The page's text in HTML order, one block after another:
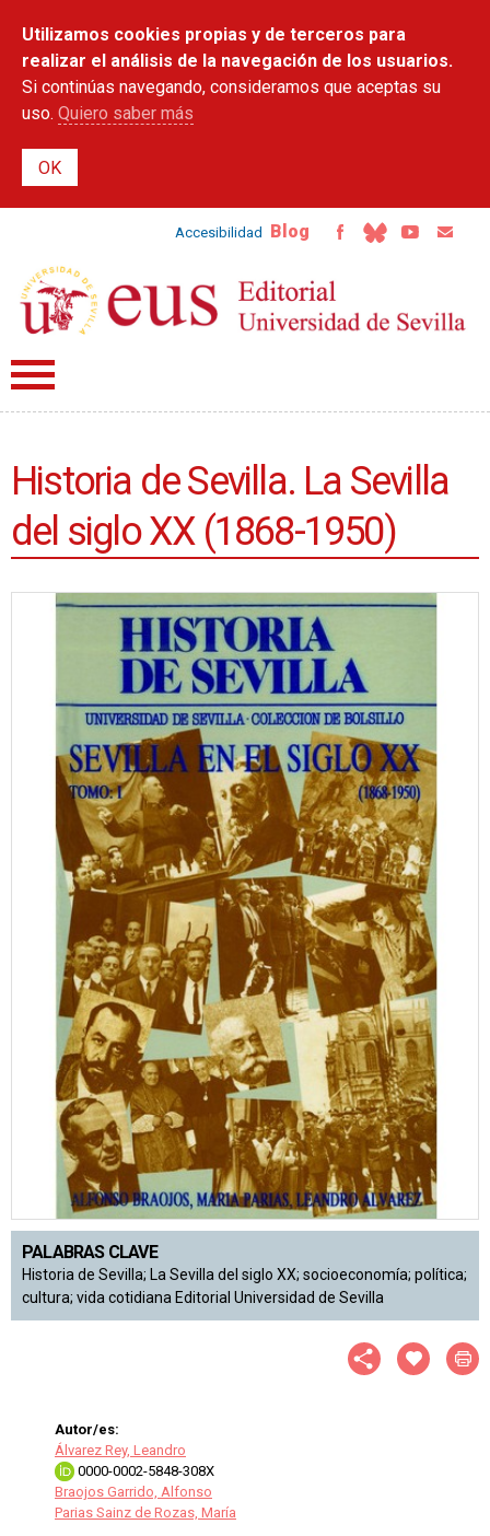
contenido
principal
Utilizamos cookies propias y de terceros para
realizar el análisis de la navegación de los usuarios.
Si continúas navegando, consideramos que aceptas su
uso. Quiero saber más
Accesibilidad Blog
Historia de Sevilla. La Sevilla
del siglo XX (1868-1950)
PALABRAS CLAVE
Historia de Sevilla; La Sevilla del siglo XX; socioeconomía; política;
cultura; vida cotidiana Editorial Universidad de Sevilla
Autor/es:
Álvarez Rey, Leandro
0000-0002-5848-308X
Braojos Garrido, Alfonso
Parias Sainz de Rozas, María